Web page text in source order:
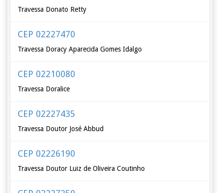
Travessa Donato Retty
CEP 02227470
Travessa Doracy Aparecida Gomes Idalgo
CEP 02210080
Travessa Doralice
CEP 02227435
Travessa Doutor José Abbud
CEP 02226190
Travessa Doutor Luiz de Oliveira Coutinho